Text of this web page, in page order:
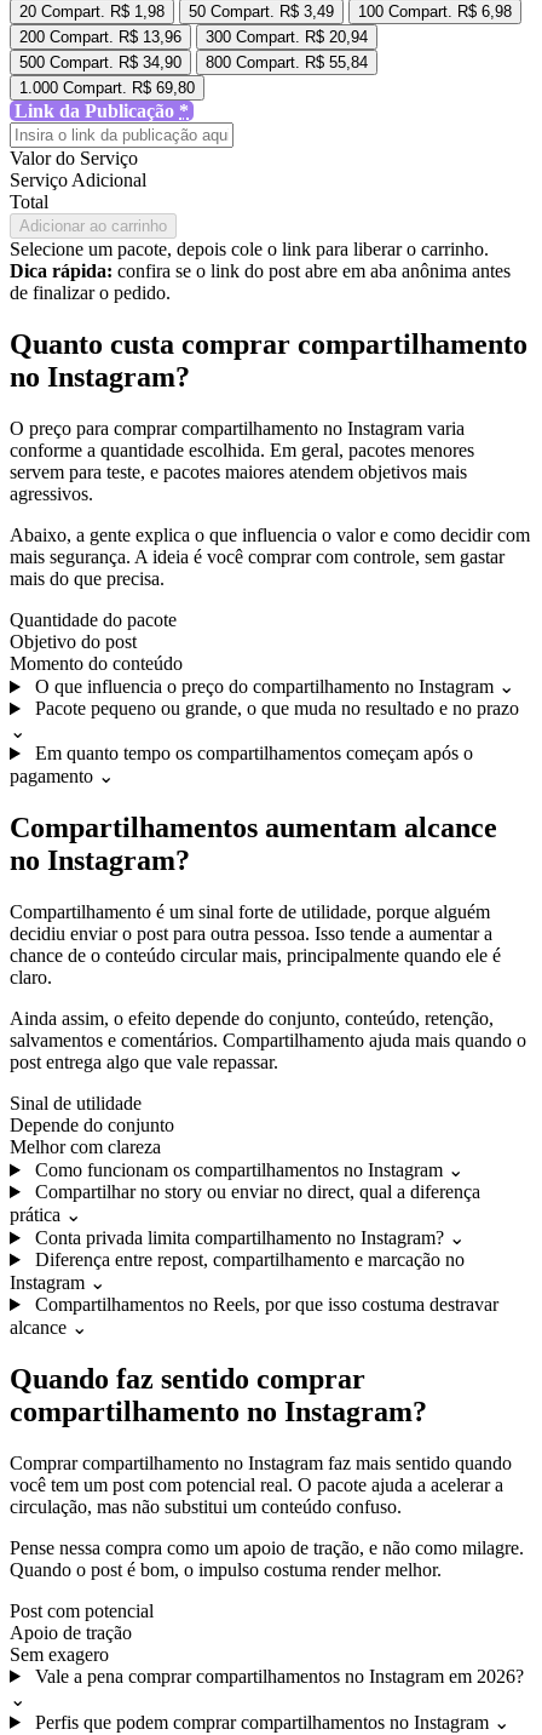
20 Compart. R$ 1,98 50 Compart. R$ 3,49 100 Compart. R$ 6,98
200 Compart. R$ 13,96 300 Compart. R$ 20,94
500 Compart. R$ 34,90 800 Compart. R$ 55,84
1.000 Compart. R$ 69,80
Link da Publicação *
Valor do Serviço
Serviço Adicional
Total
Adicionar ao carrinho
Selecione um pacote, depois cole o link para liberar o carrinho.
Dica rápida: confira se o link do post abre em aba anônima antes
de finalizar o pedido.
Quanto custa comprar compartilhamento
no Instagram?
O preço para comprar compartilhamento no Instagram varia
conforme a quantidade escolhida. Em geral, pacotes menores
servem para teste, e pacotes maiores atendem objetivos mais
agressivos.
Abaixo, a gente explica o que influencia o valor e como decidir com
mais segurança. A ideia é você comprar com controle, sem gastar
mais do que precisa.
Quantidade do pacote
Objetivo do post
Momento do conteúdo
O que influencia o preço do compartilhamento no Instagram ⌄
Pacote pequeno ou grande, o que muda no resultado e no prazo
⌄
Em quanto tempo os compartilhamentos começam após o
pagamento ⌄
Compartilhamentos aumentam alcance
no Instagram?
Compartilhamento é um sinal forte de utilidade, porque alguém
decidiu enviar o post para outra pessoa. Isso tende a aumentar a
chance de o conteúdo circular mais, principalmente quando ele é
claro.
Ainda assim, o efeito depende do conjunto, conteúdo, retenção,
salvamentos e comentários. Compartilhamento ajuda mais quando o
post entrega algo que vale repassar.
Sinal de utilidade
Depende do conjunto
Melhor com clareza
Como funcionam os compartilhamentos no Instagram ⌄
Compartilhar no story ou enviar no direct, qual a diferença
prática ⌄
Conta privada limita compartilhamento no Instagram? ⌄
Diferença entre repost, compartilhamento e marcação no
Instagram ⌄
Compartilhamentos no Reels, por que isso costuma destravar
alcance ⌄
Quando faz sentido comprar
compartilhamento no Instagram?
Comprar compartilhamento no Instagram faz mais sentido quando
você tem um post com potencial real. O pacote ajuda a acelerar a
circulação, mas não substitui um conteúdo confuso.
Pense nessa compra como um apoio de tração, e não como milagre.
Quando o post é bom, o impulso costuma render melhor.
Post com potencial
Apoio de tração
Sem exagero
Vale a pena comprar compartilhamentos no Instagram em 2026?
⌄
Perfis que podem comprar compartilhamentos no Instagram ⌄